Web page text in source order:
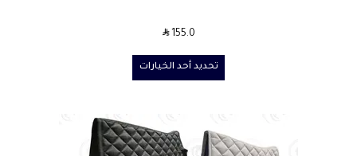
SAR155.0
تحديد أحد الخيارات